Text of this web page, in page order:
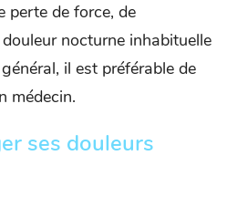
perte de force, de
nocturne inhabituelle
il est préférable de
médecin.
ses douleurs